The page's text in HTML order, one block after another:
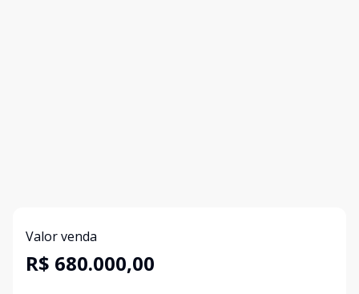
Valor venda
R$ 680.000,00